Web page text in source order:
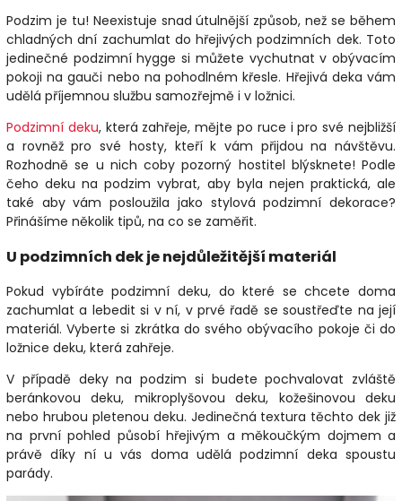
Podzim je tu! Neexistuje snad útulnější způsob, než se během
chladných dní zachumlat do hřejivých podzimních dek. Toto
jedinečné podzimní hygge si můžete vychutnat v obývacím
pokoji na gauči nebo na pohodlném křesle. Hřejivá deka vám
udělá příjemnou službu samozřejmě i v ložnici.
Podzimní deku, která zahřeje, mějte po ruce i pro své nejbližší
a rovněž pro své hosty, kteří k vám přijdou na návštěvu.
Rozhodně se u nich coby pozorný hostitel blýsknete! Podle
čeho deku na podzim vybrat, aby byla nejen praktická, ale
také aby vám posloužila jako stylová podzimní dekorace?
Přinášíme několik tipů, na co se zaměřit.
U podzimních dek je nejdůležitější materiál
Pokud vybíráte podzimní deku, do které se chcete doma
zachumlat a lebedit si v ní, v prvé řadě se soustřeďte na její
materiál. Vyberte si zkrátka do svého obývacího pokoje či do
ložnice deku, která zahřeje.
V případě deky na podzim si budete pochvalovat zvláště
beránkovou deku, mikroplyšovou deku, kožešinovou deku
nebo hrubou pletenou deku. Jedinečná textura těchto dek již
na první pohled působí hřejivým a měkoučkým dojmem a
právě díky ní u vás doma udělá podzimní deka spoustu
parády.